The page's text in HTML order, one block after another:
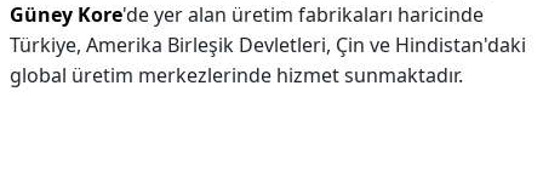
Güney Kore'de yer alan üretim fabrikaları haricinde
Türkiye, Amerika Birleşik Devletleri, Çin ve Hindistan'daki
global üretim merkezlerinde hizmet sunmaktadır.